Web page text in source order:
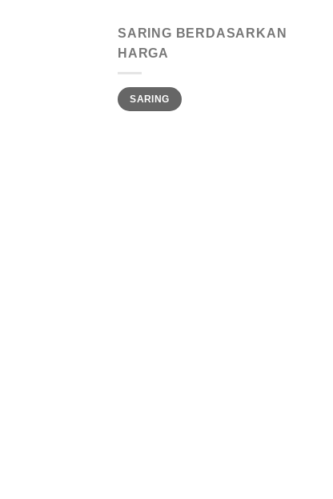
SARING BERDASARKAN
HARGA
Harga
terendah
Harga
tertinggi
SARING